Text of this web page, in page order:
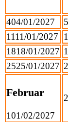
404/01/2027 5
1111/01/2027
1818/01/2027
2525/01/2027
Februar
101/02/2027
2